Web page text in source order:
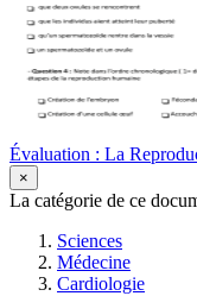
Évaluation : La
×
La catégorie de ce
Sciences
Médecine
Cardiologie